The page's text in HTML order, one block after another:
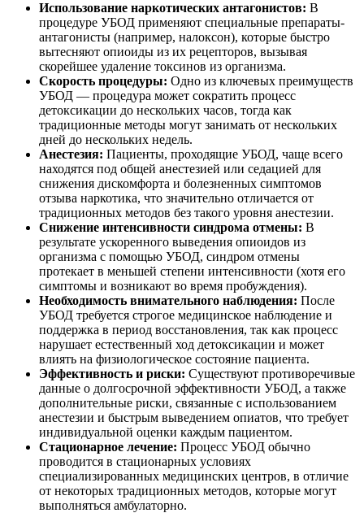
Использование наркотических антагонистов: В
процедуре УБОД применяют специальные препараты-
антагонисты (например, налоксон), которые быстро
вытесняют опиоиды из их рецепторов, вызывая
скорейшее удаление токсинов из организма.
Скорость процедуры: Одно из ключевых преимуществ
УБОД — процедура может сократить процесс
детоксикации до нескольких часов, тогда как
традиционные методы могут занимать от нескольких
дней до нескольких недель.
Анестезия: Пациенты, проходящие УБОД, чаще всего
находятся под общей анестезией или седацией для
снижения дискомфорта и болезненных симптомов
отзыва наркотика, что значительно отличается от
традиционных методов без такого уровня анестезии.
Снижение интенсивности синдрома отмены: В
результате ускоренного выведения опиоидов из
организма с помощью УБОД, синдром отмены
протекает в меньшей степени интенсивности (хотя его
симптомы и возникают во время пробуждения).
Необходимость внимательного наблюдения: После
УБОД требуется строгое медицинское наблюдение и
поддержка в период восстановления, так как процесс
нарушает естественный ход детоксикации и может
влиять на физиологическое состояние пациента.
Эффективность и риски: Существуют противоречивые
данные о долгосрочной эффективности УБОД, а также
дополнительные риски, связанные с использованием
анестезии и быстрым выведением опиатов, что требует
индивидуальной оценки каждым пациентом.
Стационарное лечение: Процесс УБОД обычно
проводится в стационарных условиях
специализированных медицинских центров, в отличие
от некоторых традиционных методов, которые могут
выполняться амбулаторно.